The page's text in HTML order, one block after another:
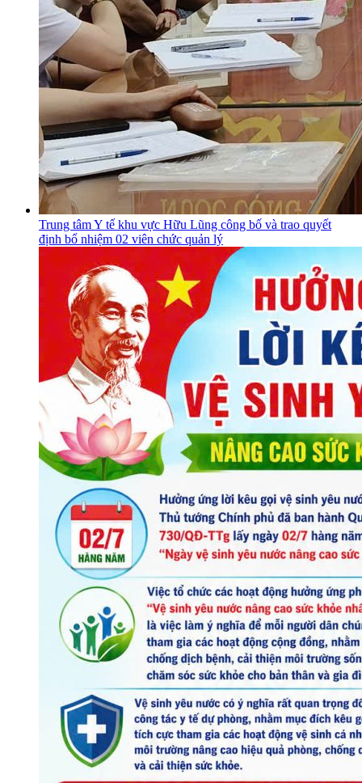
Trung tâm Y tế khu vực Hữu Lũng công bố và trao quyết
định bổ nhiệm 02 viên chức quản lý